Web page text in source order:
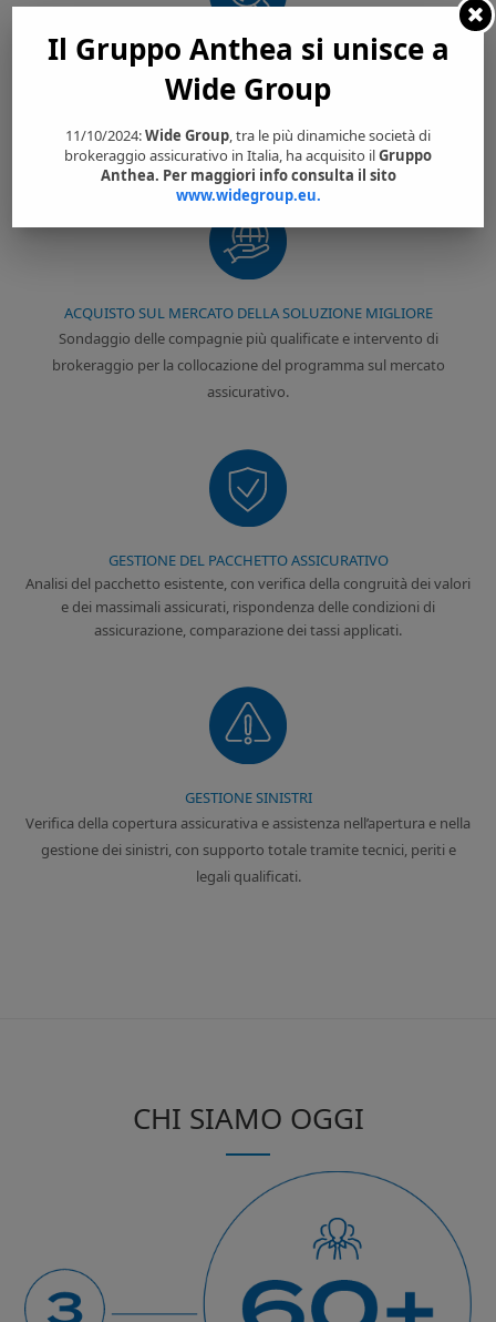
MAPPATURA DEL RISCHIO E ANALISI DEL FABBISOGNO
Valutazione della quantità e della qualità dei rischi e proposta di un
esigenze riscontrate.
ACQUISTO SUL MERCATO DELLA SOLUZIONE MIGLIORE
Sondaggio delle compagnie più qualificate e intervento di
brokeraggio per la collocazione del programma sul mercato
assicurativo.
GESTIONE DEL PACCHETTO ASSICURATIVO
Analisi del pacchetto esistente, con verifica della congruità dei valori
e dei massimali assicurati, rispondenza delle condizioni di
assicurazione, comparazione dei tassi applicati.
GESTIONE SINISTRI
Verifica della copertura assicurativa e assistenza nell’apertura e nella
gestione dei sinistri, con supporto totale tramite tecnici, periti e
legali qualificati.
CHI SIAMO OGGI
Il Gruppo Anthea si unisce a
Wide Group
11/10/2024:Wide Group , tra le più dinamiche società di
brokeraggio assicurativo in Italia, ha acquisito ilGruppo
Anthea. Per maggiori info consulta il sito
www.widegroup.eu.